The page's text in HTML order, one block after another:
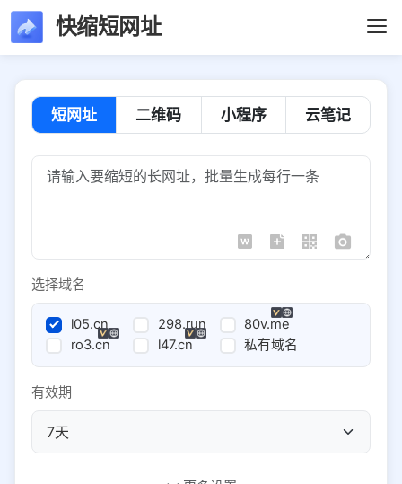
快缩短网址
短网址 二维码 小程序 云笔记
选择域名
l05.cn 298.run
80v.me
ro3.cn
l47.cn 私有域名
有效期